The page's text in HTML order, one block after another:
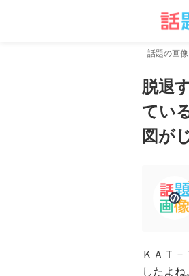
話題の画
脱退
てい
図が
ＫＡＴ
したよ